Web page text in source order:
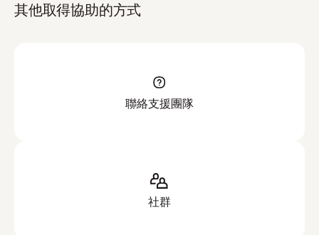
其他取得協助的方式
聯絡支援團隊
社群